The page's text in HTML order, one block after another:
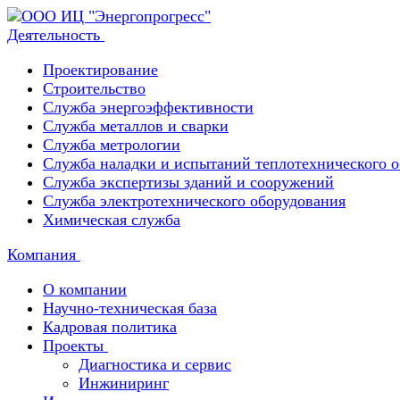
Деятельность
Проектирование
Строительство
Служба энергоэффективности
Служба металлов и сварки
Служба метрологии
Служба наладки и испытаний теплотехнического
Служба экспертизы зданий и сооружений
Служба электротехнического оборудования
Химическая служба
Компания
О компании
Научно-техническая база
Кадровая политика
Проекты
Диагностика и сервис
Инжиниринг